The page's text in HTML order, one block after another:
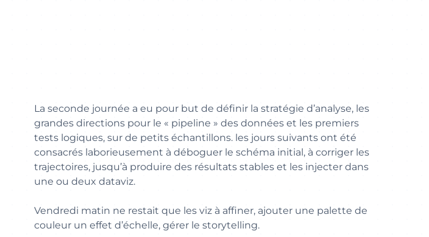
La seconde journée a eu pour but de définir la stratégie d’analyse, les
grandes directions pour le « pipeline » des données et les premiers
tests logiques, sur de petits échantillons. les jours suivants ont été
consacrés laborieusement à déboguer le schéma initial, à corriger les
trajectoires, jusqu’à produire des résultats stables et les injecter dans
une ou deux dataviz.
Vendredi matin ne restait que les viz à affiner, ajouter une palette de
couleur un effet d’échelle, gérer le storytelling.